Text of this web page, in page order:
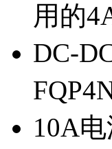
用的
DC-
10A